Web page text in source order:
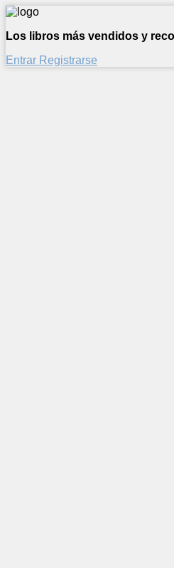
Los libros más vendidos y
Entrar Registrarse